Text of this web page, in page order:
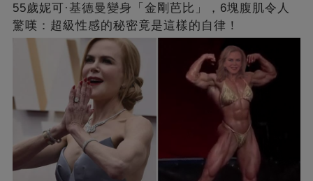
55歲妮可·基德曼變身「金剛芭比」，6塊腹肌令人
驚嘆：超級性感的秘密竟是這樣的自律！